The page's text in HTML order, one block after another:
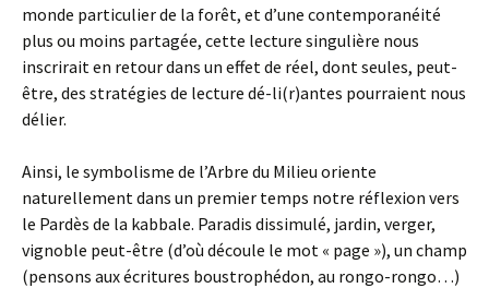
monde particulier de la forêt, et d’une contemporanéité
plus ou moins partagée, cette lecture singulière nous
inscrirait en retour dans un effet de réel, dont seules, peut-
être, des stratégies de lecture dé-li(r)antes pourraient nous
délier.
Ainsi, le symbolisme de l’Arbre du Milieu oriente
naturellement dans un premier temps notre réflexion vers
le Pardès de la kabbale. Paradis dissimulé, jardin, verger,
vignoble peut-être (d’où découle le mot « page »), un champ
(pensons aux écritures boustrophédon, au rongo-rongo…)